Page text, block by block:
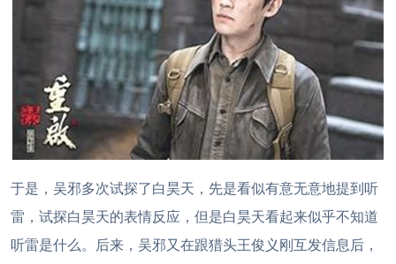
于是，吴邪多次试探了白昊天，先是看似有意无意地提到听
雷，试探白昊天的表情反应，但是白昊天看起来似乎不知道
听雷是什么。后来，吴邪又在跟猎头王俊义刚互发信息后，